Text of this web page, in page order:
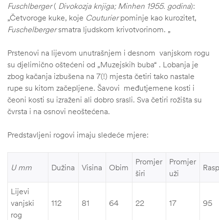
Fuschlberger( Divokozja knjiga; Minhen 1955. godina):
„Četvoroge kuke, koje Couturierpominje kao kurozitet,
Fuschelbergersmatra ljudskom krivotvorinom. „
Prstenovi na lijevom unutrašnjem i desnom vanjskom rogu
su djelimično oštećeni od „Muzejskih buba“ . Lobanja je
zbog kačanja izbušena na 7(!) mjesta četiri tako nastale
rupe su kitom začepljene. Šavovi međutjemene kosti i
čeoni kosti su izraženi ali dobro srasli. Sva četiri rožišta su
čvrsta i na osnovi neoštećena.
Predstavljeni rogovi imaju sledeće mjere:
U mm Dužina Visina Obim
Promjer
širi
Promjer
uži
Lijevi
vanjski
rog
112 81 64 22 17 95